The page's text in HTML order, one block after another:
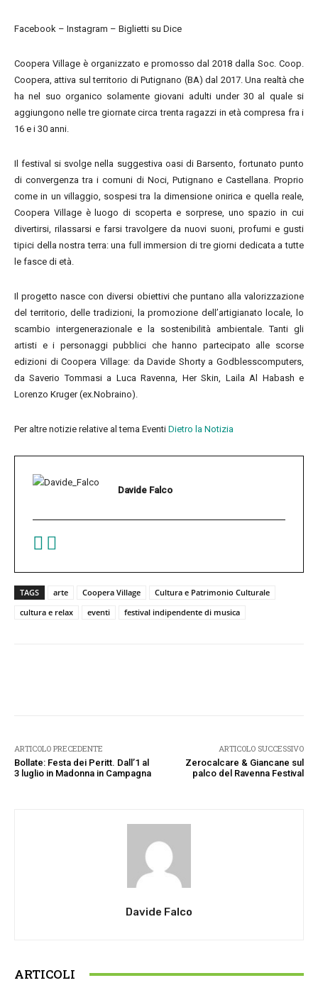
Facebook – Instagram – Biglietti su Dice
Coopera Village è organizzato e promosso dal 2018 dalla Soc. Coop.
Coopera, attiva sul territorio di Putignano (BA) dal 2017. Una realtà che
ha nel suo organico solamente giovani adulti under 30 al quale si
aggiungono nelle tre giornate circa trenta ragazzi in età compresa fra i
16 e i 30 anni.
Il festival si svolge nella suggestiva oasi di Barsento, fortunato punto
di convergenza tra i comuni di Noci, Putignano e Castellana. Proprio
come in un villaggio, sospesi tra la dimensione onirica e quella reale,
Coopera Village è luogo di scoperta e sorprese, uno spazio in cui
divertirsi, rilassarsi e farsi travolgere da nuovi suoni, profumi e gusti
tipici della nostra terra: una full immersion di tre giorni dedicata a tutte
le fasce di età.
Il progetto nasce con diversi obiettivi che puntano alla valorizzazione
del territorio, delle tradizioni, la promozione dell’artigianato locale, lo
scambio intergenerazionale e la sostenibilità ambientale. Tanti gli
artisti e i personaggi pubblici che hanno partecipato alle scorse
edizioni di Coopera Village: da Davide Shorty a Godblesscomputers,
da Saverio Tommasi a Luca Ravenna, Her Skin, Laila Al Habash e
Lorenzo Kruger (ex.Nobraino).
Per altre notizie relative al tema Eventi Dietro la Notizia
Davide Falco
TAGS arte Coopera Village
Cultura e Patrimonio Culturale
cultura e relax
eventi festival indipendente di musica
ARTICOLO PRECEDENTE
Bollate: Festa dei Peritt. Dall’1 al
3 luglio in Madonna in Campagna
ARTICOLO SUCCESSIVO
Zerocalcare & Giancane sul
palco del Ravenna Festival
Davide Falco
ARTICOLI